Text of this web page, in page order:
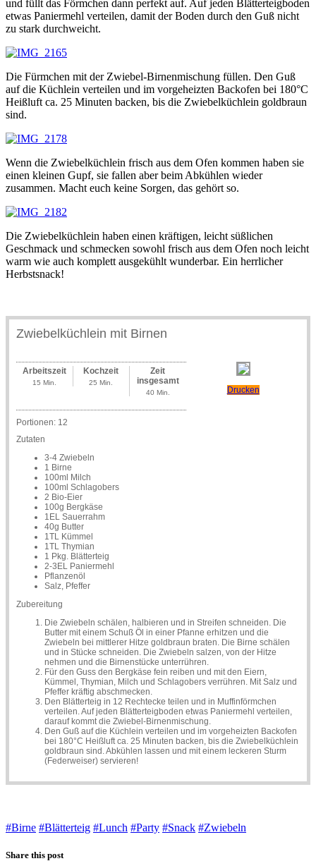
und füllt das Förmchen dann perfekt auf. Auf jeden Blätterteigboden
etwas Paniermehl verteilen, damit der Boden durch den Guß nicht
zu stark durchweicht.
Die Fürmchen mit der Zwiebel-Birnenmischung füllen. Den Guß
auf die Küchlein verteilen und im vorgeheizten Backofen bei 180°C
Heißluft ca. 25 Minuten backen, bis die Zwiebelküchlein goldbraun
sind.
Wenn die Zwiebelküchlein frisch aus dem Ofen kommen haben sie
einen kleinen Gupf, sie fallen aber beim Abkühlen wieder
zusammen. Macht euch keine Sorgen, das gehört so.
Die Zwiebelküchlein haben einen kräftigen, leicht süßlichen
Geschmack und schmecken sowohl frisch aus dem Ofen noch leicht
warm wie auch komplett ausgekühlt wunderbar. Ein herrlicher
Herbstsnack!
Zwiebelküchlein mit Birnen
Drucken
Arbeitszeit
15 Min.
Kochzeit
25 Min.
Zeit
insgesamt
40 Min.
Portionen: 12
Zutaten
3-4 Zwiebeln
1 Birne
100ml Milch
100ml Schlagobers
2 Bio-Eier
100g Bergkäse
1EL Sauerrahm
40g Butter
1TL Kümmel
1TL Thymian
1 Pkg. Blätterteig
2-3EL Paniermehl
Pflanzenöl
Salz, Pfeffer
Zubereitung
Die Zwiebeln schälen, halbieren und in Streifen schneiden. Die
Butter mit einem Schuß Öl in einer Pfanne erhitzen und die
Zwiebeln bei mittlerer Hitze goldbraun braten. Die Birne schälen
und in Stücke schneiden. Die Zwiebeln salzen, von der Hitze
nehmen und die Birnenstücke unterrühren.
Für den Guss den Bergkäse fein reiben und mit den Eiern,
Kümmel, Thymian, Milch und Schlagobers verrühren. Mit Salz und
Pfeffer kräftig abschmecken.
Den Blätterteig in 12 Rechtecke teilen und in Muffinförmchen
verteilen. Auf jeden Blätterteigboden etwas Paniermehl verteilen,
darauf kommt die Zwiebel-Birnenmischung.
Den Guß auf die Küchlein verteilen und im vorgeheizten Backofen
bei 180°C Heißluft ca. 25 Minuten backen, bis die Zwiebelküchlein
goldbraun sind. Abkühlen lassen und mit einem leckeren Sturm
(Federweiser) servieren!
#Birne #Blätterteig #Lunch #Party #Snack #Zwiebeln
Share this post